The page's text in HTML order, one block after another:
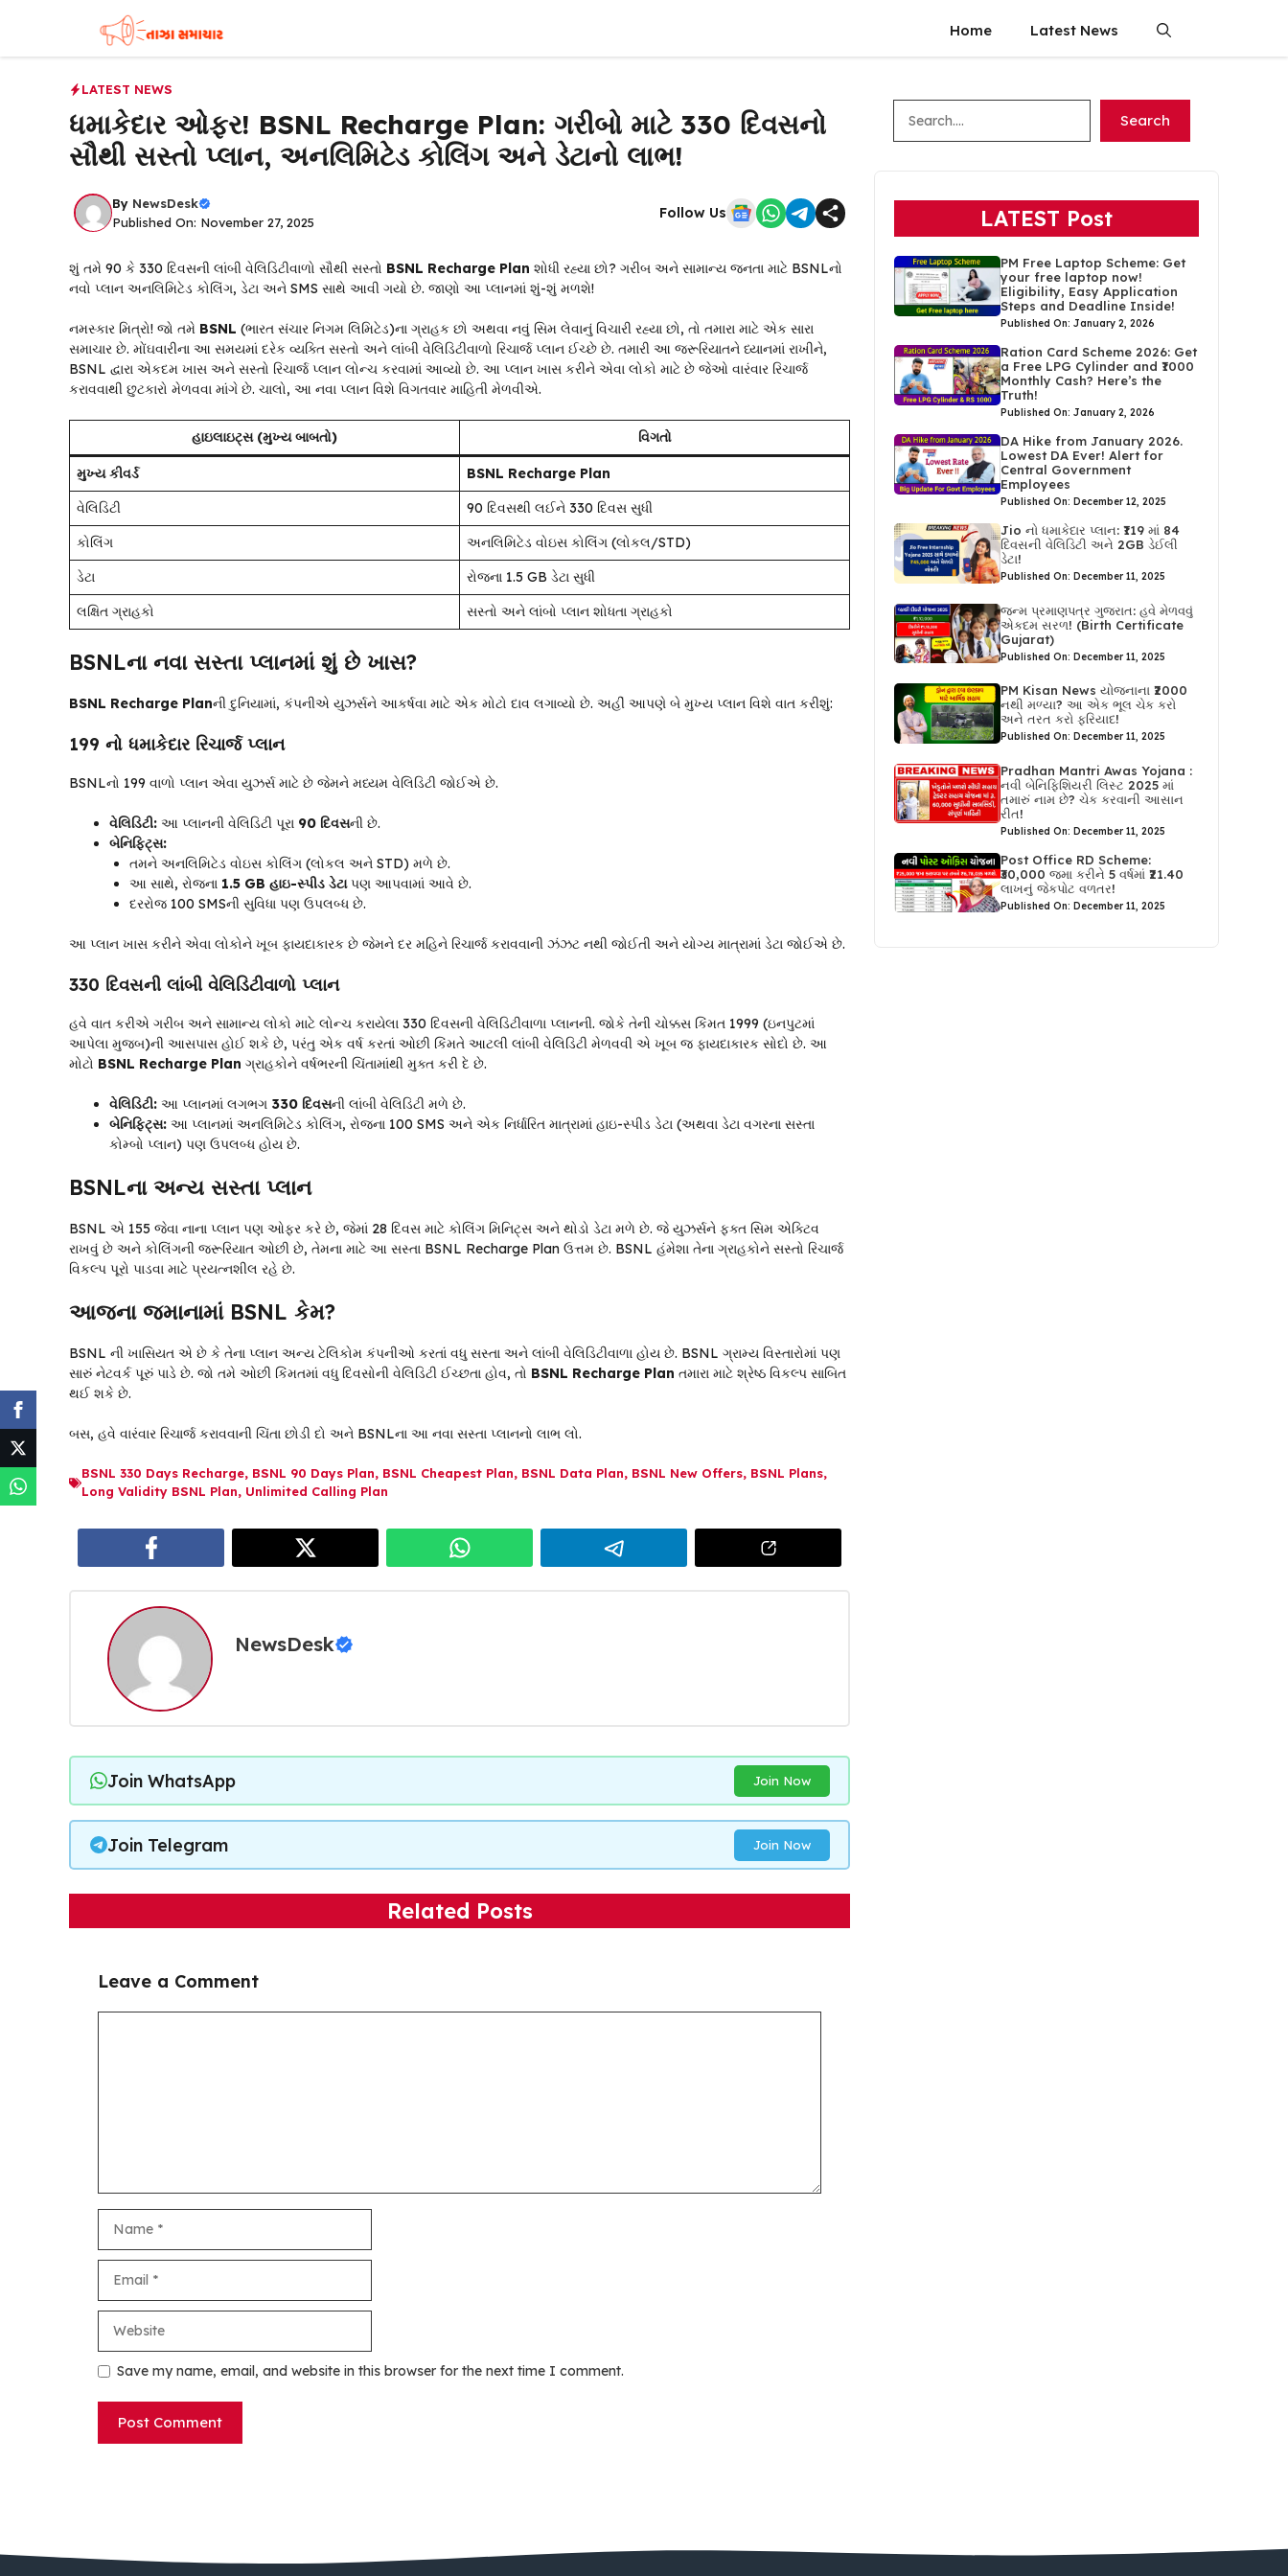
content
Home Latest News
LATEST NEWS
ધમાકેદાર ઓફર! BSNL Recharge Plan: ગરીબો માટે 330 દિવસનો
સૌથી સસ્તો પ્લાન, અનલિમિટેડ કોલિંગ અને ડેટાનો લાભ!
By NewsDesk
Published On: November 27, 2025
Follow Us
શું તમે 90 કે 330 દિવસની લાંબી વેલિડિટીવાળો સૌથી સસ્તો BSNL Recharge Plan શોધી રહ્યા છો? ગરીબ અને સામાન્ય જનતા માટે BSNLનો
નવો પ્લાન અનલિમિટેડ કોલિંગ, ડેટા અને SMS સાથે આવી ગયો છે. જાણો આ પ્લાનમાં શું-શું મળશે!
નમસ્કાર મિત્રો! જો તમે BSNL (ભારત સંચાર નિગમ લિમિટેડ)ના ગ્રાહક છો અથવા નવું સિમ લેવાનું વિચારી રહ્યા છો, તો તમારા માટે એક સારા
સમાચાર છે. મોંઘવારીના આ સમયમાં દરેક વ્યક્તિ સસ્તો અને લાંબી વેલિડિટીવાળો રિચાર્જ પ્લાન ઈચ્છે છે. તમારી આ જરૂરિયાતને ધ્યાનમાં રાખીને,
BSNL દ્વારા એકદમ ખાસ અને સસ્તો રિચાર્જ પ્લાન લોન્ચ કરવામાં આવ્યો છે. આ પ્લાન ખાસ કરીને એવા લોકો માટે છે જેઓ વારંવાર રિચાર્જ
કરાવવાથી છુટકારો મેળવવા માંગે છે. ચાલો, આ નવા પ્લાન વિશે વિગતવાર માહિતી મેળવીએ.
હાઇલાઇટ્સ (મુખ્ય બાબતો) વિગતો
મુખ્ય કીવર્ડ
BSNL Recharge Plan
વેલિડિટી
90 દિવસથી લઈને 330 દિવસ સુધી
કોલિંગ
અનલિમિટેડ વોઇસ કોલિંગ (લોકલ/STD)
ડેટા
રોજના 1.5 GB ડેટા સુધી
લક્ષિત ગ્રાહકો
સસ્તો અને લાંબો પ્લાન શોધતા ગ્રાહકો
BSNLના નવા સસ્તા પ્લાનમાં શું છે ખાસ?
BSNL Recharge Planની દુનિયામાં, કંપનીએ યુઝર્સને આકર્ષવા માટે એક મોટો દાવ લગાવ્યો છે. અહીં આપણે બે મુખ્ય પ્લાન વિશે વાત કરીશું:
₹199 નો ધમાકેદાર રિચાર્જ પ્લાન
BSNLનો ₹199 વાળો પ્લાન એવા યુઝર્સ માટે છે જેમને મધ્યમ વેલિડિટી જોઈએ છે.
વેલિડિટી: આ પ્લાનની વેલિડિટી પૂરા 90 દિવસની છે.
બેનિફિટ્સ:
તમને અનલિમિટેડ વોઇસ કોલિંગ (લોકલ અને STD) મળે છે.
આ સાથે, રોજના 1.5 GB હાઇ-સ્પીડ ડેટાપણ આપવામાં આવે છે.
દરરોજ 100 SMSની સુવિધા પણ ઉપલબ્ધ છે.
આ પ્લાન ખાસ કરીને એવા લોકોને ખૂબ ફાયદાકારક છે જેમને દર મહિને રિચાર્જ કરાવવાની ઝંઝટ નથી જોઈતી અને યોગ્ય માત્રામાં ડેટા જોઈએ છે.
330 દિવસની લાંબી વેલિડિટીવાળો પ્લાન
હવે વાત કરીએ ગરીબ અને સામાન્ય લોકો માટે લોન્ચ કરાયેલા 330 દિવસની વેલિડિટીવાળા પ્લાનની. જોકે તેની ચોક્કસ કિંમત ₹1999 (ઇનપુટમાં
આપેલા મુજબ)ની આસપાસ હોઈ શકે છે, પરંતુ એક વર્ષ કરતાં ઓછી કિંમતે આટલી લાંબી વેલિડિટી મેળવવી એ ખૂબ જ ફાયદાકારક સોદો છે. આ
મોટો BSNL Recharge Plan ગ્રાહકોને વર્ષભરની ચિંતામાંથી મુક્ત કરી દે છે.
વેલિડિટી: આ પ્લાનમાં લગભગ 330 દિવસની લાંબી વેલિડિટી મળે છે.
બેનિફિટ્સ: આ પ્લાનમાં અનલિમિટેડ કોલિંગ, રોજના 100 SMS અને એક નિર્ધારિત માત્રામાં હાઇ-સ્પીડ ડેટા (અથવા ડેટા વગરના સસ્તા
કોમ્બો પ્લાન) પણ ઉપલબ્ધ હોય છે.
BSNLના અન્ય સસ્તા પ્લાન
BSNL એ ₹155 જેવા નાના પ્લાન પણ ઓફર કરે છે, જેમાં 28 દિવસ માટે કોલિંગ મિનિટ્સ અને થોડો ડેટા મળે છે. જે યુઝર્સને ફક્ત સિમ એક્ટિવ
રાખવું છે અને કોલિંગની જરૂરિયાત ઓછી છે, તેમના માટે આ સસ્તા BSNL Recharge Plan ઉત્તમ છે. BSNL હંમેશા તેના ગ્રાહકોને સસ્તો રિચાર્જ
વિકલ્પ પૂરો પાડવા માટે પ્રયત્નશીલ રહે છે.
આજના જમાનામાં BSNL કેમ?
BSNL ની ખાસિયત એ છે કે તેના પ્લાન અન્ય ટેલિકોમ કંપનીઓ કરતાં વધુ સસ્તા અને લાંબી વેલિડિટીવાળા હોય છે. BSNL ગ્રામ્ય વિસ્તારોમાં પણ
સારું નેટવર્ક પૂરું પાડે છે. જો તમે ઓછી કિંમતમાં વધુ દિવસોની વેલિડિટી ઈચ્છતા હોવ, તો BSNL Recharge Plan તમારા માટે શ્રેષ્ઠ વિકલ્પ સાબિત
થઈ શકે છે.
બસ, હવે વારંવાર રિચાર્જ કરાવવાની ચિંતા છોડી દો અને BSNLના આ નવા સસ્તા પ્લાનનો લાભ લો.
BSNL 330 Days Recharge, BSNL 90 Days Plan, BSNL Cheapest Plan, BSNL Data Plan, BSNL New Offers, BSNL Plans,
Long Validity BSNL Plan, Unlimited Calling Plan
NewsDesk
Join WhatsApp Join Now
Join Telegram Join Now
Related Posts
Leave a Comment
Save my name, email, and website in this browser for the next time I comment.
Search
LATEST Post
PM Free Laptop Scheme: Get
your free laptop now!
Eligibility, Easy Application
Steps and Deadline Inside!
Published On: January 2, 2026
Ration Card Scheme 2026: Get
a Free LPG Cylinder and ₹1000
Monthly Cash? Here’s the
Truth!
Published On: January 2, 2026
DA Hike from January 2026.
Lowest DA Ever! Alert for
Central Government
Employees
Published On: December 12, 2025
Jio નો ધમાકેદાર પ્લાન: ₹119 માં 84
દિવસની વેલિડિટી અને 2GB ડેઈલી
ડેટા!
Published On: December 11, 2025
જન્મ પ્રમાણપત્ર ગુજરાત: હવે મેળવવું
એકદમ સરળ! (Birth Certificate
Gujarat)
Published On: December 11, 2025
PM Kisan News યોજનાના ₹2000
નથી મળ્યા? આ એક ભૂલ ચેક કરો
અને તરત કરો ફરિયાદ!
Published On: December 11, 2025
Pradhan Mantri Awas Yojana :
નવી બેનિફિશિયરી લિસ્ટ 2025 માં
તમારું નામ છે? ચેક કરવાની આસાન
રીત!
Published On: December 11, 2025
Post Office RD Scheme:
₹30,000 જમા કરીને 5 વર્ષમાં ₹21.40
લાખનું જેકપોટ વળતર!
Published On: December 11, 2025